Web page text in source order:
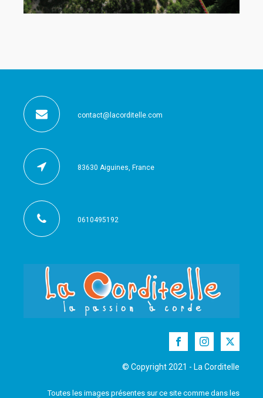
© Copyright 2021 - La Corditelle
Toutes les images présentes sur ce site comme dans les
contact@lacorditelle.com
83630 Aiguines, France
0610495192